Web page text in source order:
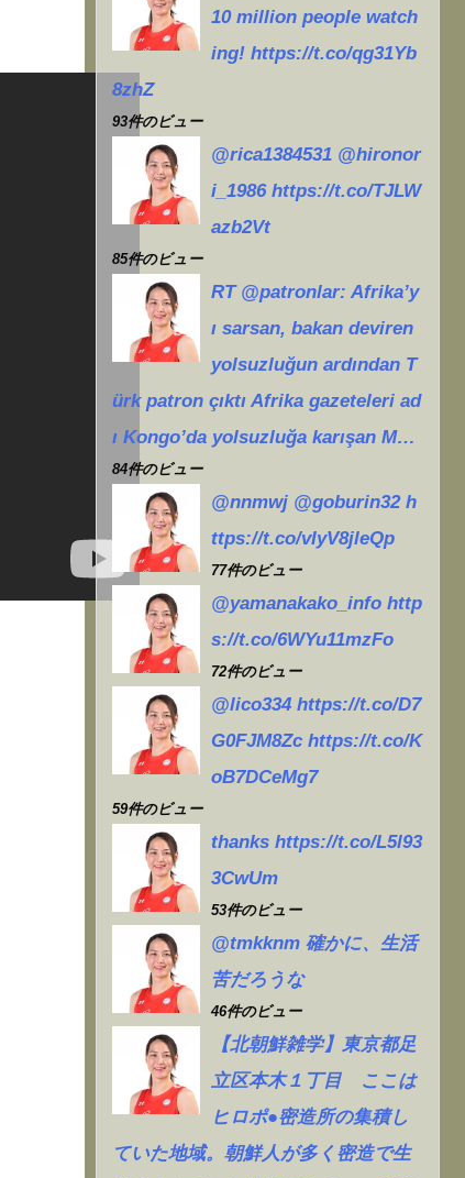
10 million people watch
ing! https://t.co/qg31Yb
8zhZ
93件のビュー
@rica1384531 @hironor
i_1986 https://t.co/TJLW
azb2Vt
85件のビュー
RT @patronlar: Afrika’y
ı sarsan, bakan deviren
yolsuzluğun ardından T
ürk patron çıktı Afrika gazeteleri ad
ı Kongo’da yolsuzluğa karışan M…
84件のビュー
@nnmwj @goburin32 h
ttps://t.co/vIyV8jleQp
77件のビュー
@yamanakako_info http
s://t.co/6WYu11mzFo
72件のビュー
@lico334 https://t.co/D7
G0FJM8Zc https://t.co/K
oB7DCeMg7
59件のビュー
thanks https://t.co/L5l93
3CwUm
53件のビュー
@tmkknm 確かに、生活
苦だろうな
46件のビュー
【北朝鮮雑学】東京都足
立区本木１丁目 ここは
ヒロポ●密造所の集積し
ていた地域。朝鮮人が多く密造で生